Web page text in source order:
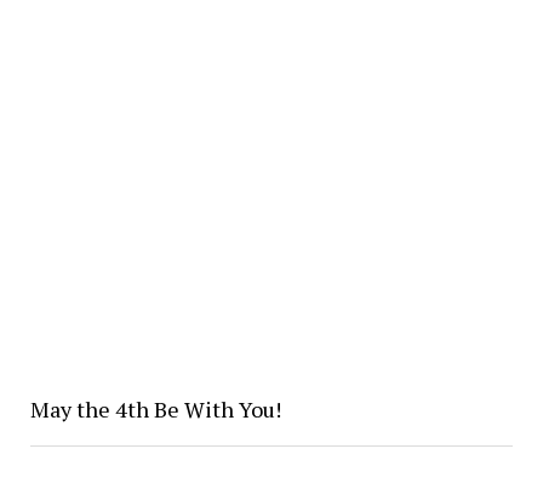
May the 4th Be With You!